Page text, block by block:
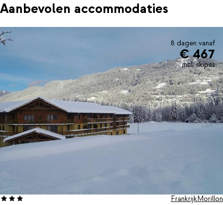
Aanbevolen accommodaties
8 dagen vanaf
€ 467
incl. skipas
FrankrijkMorillon